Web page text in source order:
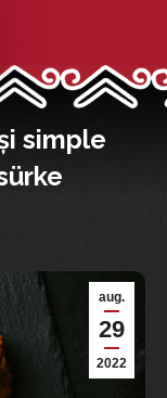
simple
aug.
29
2022